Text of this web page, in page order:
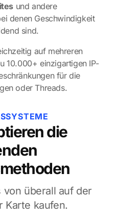
und andere
denen Geschwindigkeit
sind.
auf mehreren
10.000+ einzigartigen IP-
für die
oder Threads.
die
von überall auf der
Karte kaufen.